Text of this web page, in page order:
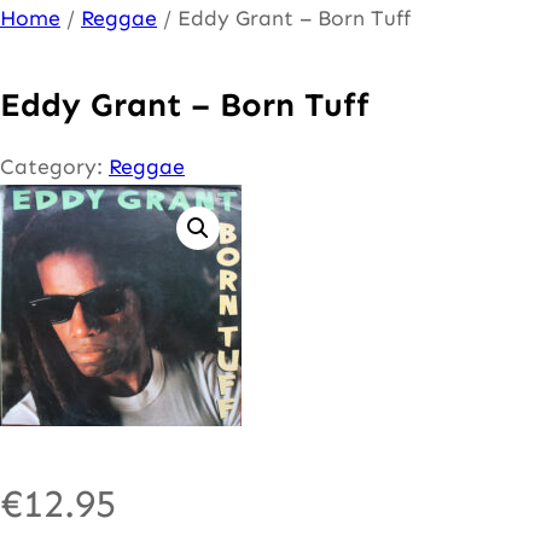
Ga
de
inhoud
Home / Reggae / Eddy Grant – Born Tuff
Eddy Grant – Born Tuff
Category: Reggae
€12.95